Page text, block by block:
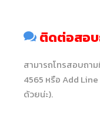
ติดต่อสอ
สามารถโทรสอบถา
4565 หรือ Add
ด้วยน่ะ).